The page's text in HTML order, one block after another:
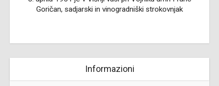
Goričan, sadjarski in vinogradniški strokovnjak
Informazioni